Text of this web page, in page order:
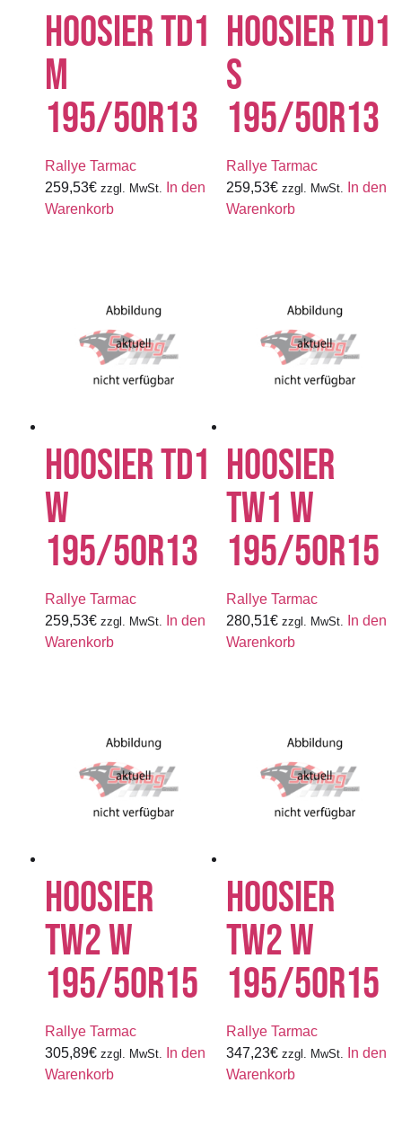
HOOSIER TD1
M
195/50R13
Rallye Tarmac
259,53€ zzgl. MwSt.
In den
Warenkorb
HOOSIER TD1
S
195/50R13
Rallye Tarmac
259,53€ zzgl. MwSt.
In den
Warenkorb
HOOSIER TD1
W
195/50R13
Rallye Tarmac
259,53€ zzgl. MwSt.
In den
Warenkorb
HOOSIER
TW1 W
195/50R15
Rallye Tarmac
280,51€ zzgl. MwSt.
In den
Warenkorb
HOOSIER
TW2 W
195/50R15
Rallye Tarmac
305,89€ zzgl. MwSt.
In den
Warenkorb
HOOSIER
TW2 W
195/50R15
Rallye Tarmac
347,23€ zzgl. MwSt.
In den
Warenkorb